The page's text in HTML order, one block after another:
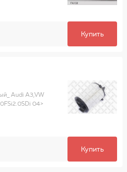
Купить
Audi A3,VW
04>
Купить